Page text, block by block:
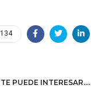
134
TE PUEDE INTERESAR....